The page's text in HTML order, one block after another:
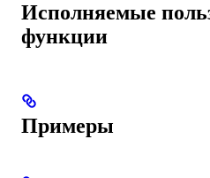
Исполняемые
функции
Примеры